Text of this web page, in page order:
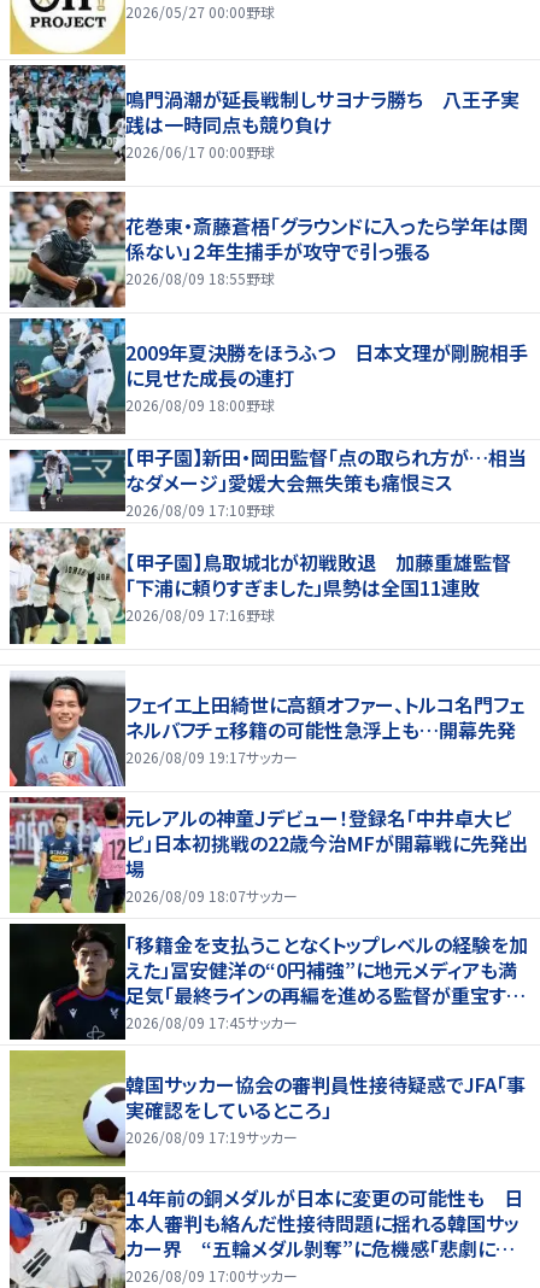
2026/05/27 00:00野球
鳴門渦潮が延長戦制しサヨナラ勝ち 八王子実
践は一時同点も競り負け
2026/06/17 00:00野球
花巻東・斎藤蒼梧「グラウンドに入ったら学年は関
係ない」２年生捕手が攻守で引っ張る
2026/08/09 18:55野球
2009年夏決勝をほうふつ 日本文理が剛腕相手
に見せた成長の連打
2026/08/09 18:00野球
【甲子園】新田・岡田監督「点の取られ方が…相当
なダメージ」愛媛大会無失策も痛恨ミス
2026/08/09 17:10野球
【甲子園】鳥取城北が初戦敗退 加藤重雄監督
「下浦に頼りすぎました」県勢は全国11連敗
2026/08/09 17:16野球
フェイエ上田綺世に高額オファー、トルコ名門フェ
ネルバフチェ移籍の可能性急浮上も…開幕先発
2026/08/09 19:17サッカー
元レアルの神童Ｊデビュー！登録名「中井卓大ピ
ピ」日本初挑戦の22歳今治MFが開幕戦に先発出
場
2026/08/09 18:07サッカー
「移籍金を支払うことなくトップレベルの経験を加
えた」冨安健洋の“0円補強”に地元メディアも満
足気「最終ラインの再編を進める監督が重宝する
柔軟性を備えている」
2026/08/09 17:45サッカー
韓国サッカー協会の審判員性接待疑惑でJFA「事
実確認をしているところ」
2026/08/09 17:19サッカー
14年前の銅メダルが日本に変更の可能性も 日
本人審判も絡んだ性接待問題に揺れる韓国サッ
カー界 “五輪メダル剝奪”に危機感「悲劇に見
舞われる」
2026/08/09 17:00サッカー